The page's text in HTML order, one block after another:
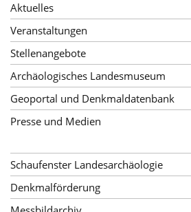
Aktuelles
Veranstaltungen
Stellenangebote
Archäologisches Landesmuseum
Geoportal und Denkmaldatenbank
Presse und Medien
Schaufenster Landesarchäologie
Denkmalförderung